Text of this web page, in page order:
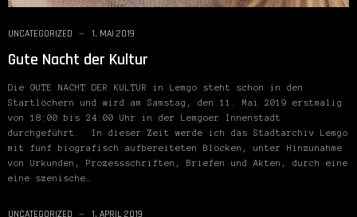
UNCATEGORIZED 1. MAI 2019
Gute Nacht der Kultur
Die GUTE NACHT DER KULTUR in Lemgo steht schon in den
Startlöchern und wird am Samstag, den 11. Mai 2019 erstmalig
von 18:00 bis 24:00 Uhr in der Lemgoer Innenstadt
durchgeführt. In dieser Zeit werde ich das Stadtarchiv Lemgo
mit fünf biografisch aufbereiteten Blöcken, unter Hinzunahme
von Urkunden, Prozessschriften, Briefen und Akten, durch eine
eine szenische…
UNCATEGORIZED 1. APRIL 2019